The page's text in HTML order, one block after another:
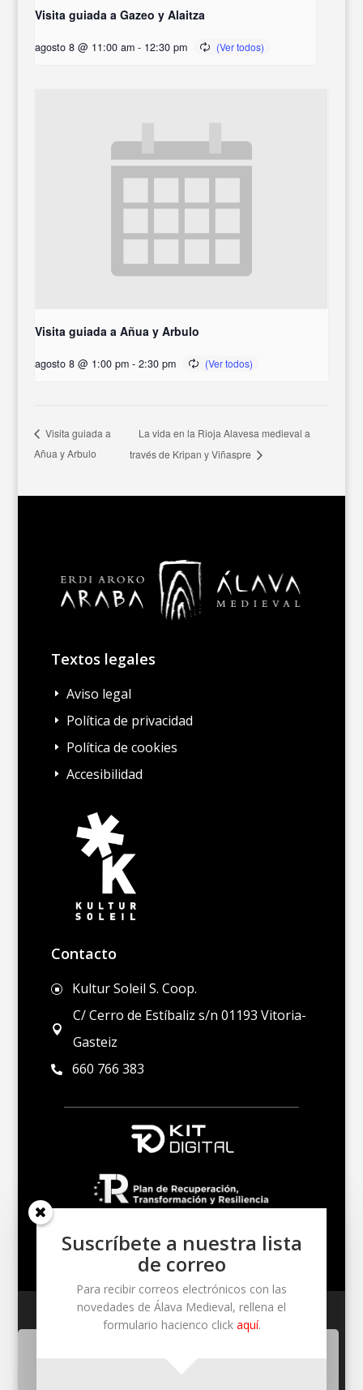
Visita guiada a Gazeo y Alaitza
agosto 8 @ 11:00 am - 12:30 pm
Visita guiada a Añua y Arbulo
agosto 8 @ 1:00 pm - 2:30 pm
Visita guiada a
Añua y Arbulo
La vida en la Rioja Alavesa medieval a
través de Kripan y Viñaspre
Textos legales
E Aviso legal
E Política de privacidad
E Política de cookies
E Accesibilidad
Contacto
] Kultur Soleil S. Coop.

C/ Cerro de Estíbaliz s/n 01193 Vitoria-
Gasteiz
 660 766 383
Un proyecto de Kultur Soleil S. Coop. – Cerro de
Estíbaliz S/N – 01193 (Santuario de Estíbaliz)
Suscríbete a nuestra lista
de correo
Para recibir correos electrónicos con las
novedades de Álava Medieval, rellena el
formulario hacienco click aquí.